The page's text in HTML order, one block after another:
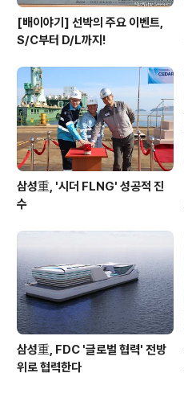
[배이야기] 선박의 주요 이벤트,
S/C부터 D/L까지!
삼성重, '시더 FLNG' 성공적 진
수
삼성重, FDC '글로벌 협력' 전방
위로 협력한다